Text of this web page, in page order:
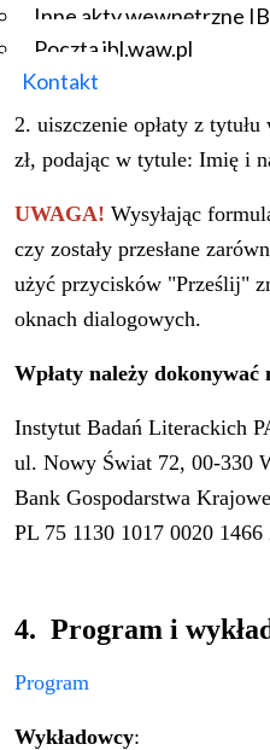
Inne akty wewnętrzne
Poczta ibl.waw.pl
Kontakt
dostępnego pod
https://forms.gle/
2. uiszczenie opłaty z
zł, podając w tytule: Imię i
UWAGA! Wysyłając
czy zostały przesłane
użyć przycisków "Prześlij"
oknach dialogowych.
Wpłaty należy dokonywać
Instytut Badań Literackich
ul. Nowy Świat 72, 00-330
Bank Gospodarstwa
PL 75 1130 1017 0020 1466
4. Program i
Program
Wykładowcy: